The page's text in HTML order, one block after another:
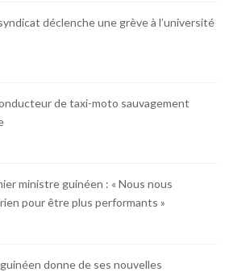
déclenche une grève à l’université
de taxi-moto sauvagement
ministre guinéen : « Nous nous
pour être plus performants »
donne de ses nouvelles